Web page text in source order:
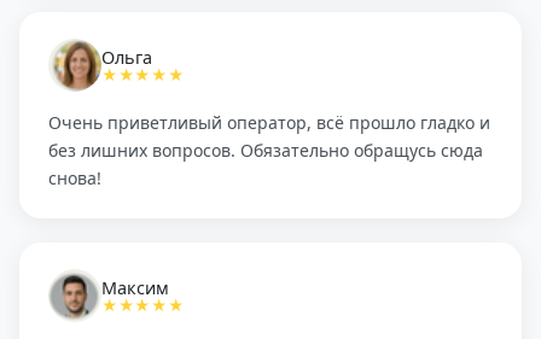
Ольга
★★★★★
Очень приветливый оператор, всё прошло гладко и
без лишних вопросов. Обязательно обращусь сюда
снова!
Максим
★★★★★